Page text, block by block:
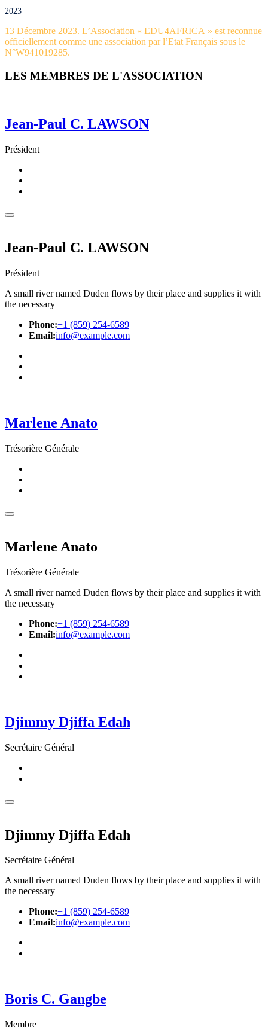
2023
13 Décembre 2023. L’Association « EDU4AFRICA » est reconnue
officiellement comme une association par l’Etat Français sous le
N°W941019285.
LES MEMBRES DE L'ASSOCIATION
Jean-Paul C. LAWSON
Président
Jean-Paul C. LAWSON
Président
A small river named Duden flows by their place and supplies it with
the necessary
Phone:+1 (859) 254-6589
Email:info@example.com
Marlene Anato
Trésorière Générale
Marlene Anato
Trésorière Générale
A small river named Duden flows by their place and supplies it with
the necessary
Phone:+1 (859) 254-6589
Email:info@example.com
Djimmy Djiffa Edah
Secrétaire Général
Djimmy Djiffa Edah
Secrétaire Général
A small river named Duden flows by their place and supplies it with
the necessary
Phone:+1 (859) 254-6589
Email:info@example.com
Boris C. Gangbe
Membre